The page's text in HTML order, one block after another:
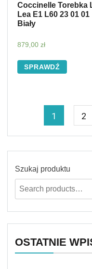
Coccinelle Torebka
Lea E1 L60 23 01 01
Biały
879,00 zł
SPRAWDŹ
1 2
Szukaj produktu
OSTATNIE